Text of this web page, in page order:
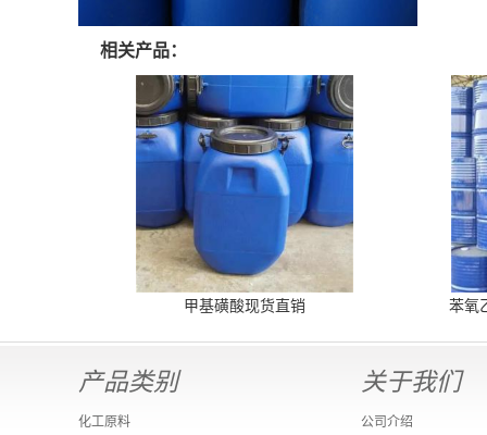
相关产品：
甲基磺酸现货直销 苯氧
产品类别
化工原料
关于我们
公司介绍